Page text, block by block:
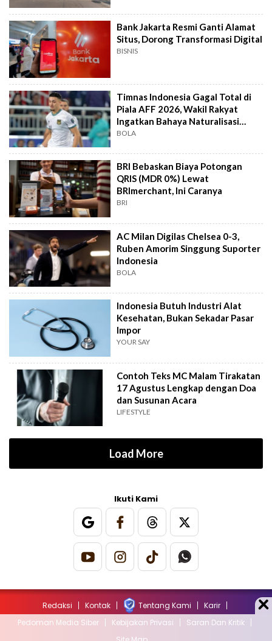
Bank Jakarta Resmi Ganti Alamat
Situs, Dorong Transformasi Digital
BISNIS
Timnas Indonesia Gagal Total di
Piala AFF 2026, Wakil Rakyat
Ingatkan Bahaya Naturalisasi
Instan
BOLA
BRI Bebaskan Biaya Potongan
QRIS (MDR 0%) Lewat
BRImerchant, Ini Caranya
BRI
AC Milan Digilas Chelsea 0-3,
Ruben Amorim Singgung Suporter
Indonesia
BOLA
Indonesia Butuh Industri Alat
Kesehatan, Bukan Sekadar Pasar
Impor
YOUR SAY
Contoh Teks MC Malam Tirakatan
17 Agustus Lengkap dengan Doa
dan Susunan Acara
LIFESTYLE
Load More
Ikuti Kami
Redaksi Kontak Tentang Kami
Karir
Pedoman Media Siber
Kebijakan Privasi
Saran Dan Kritik